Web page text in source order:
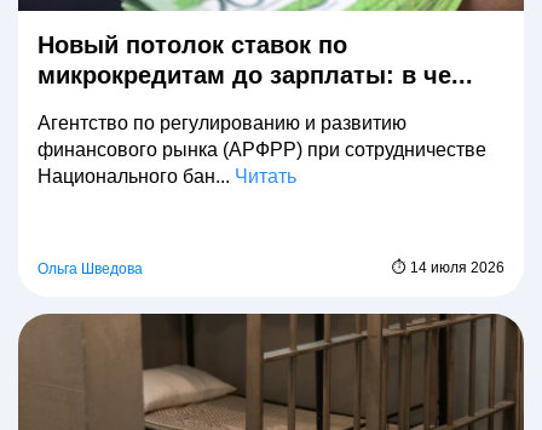
Новый потолок ставок по
микрокредитам до зарплаты: в че...
Агентство по регулированию и развитию
финансового рынка (АРФРР) при сотрудничестве
Национального бан... Читать
Ольга Шведова ⏱ 14 июля 2026